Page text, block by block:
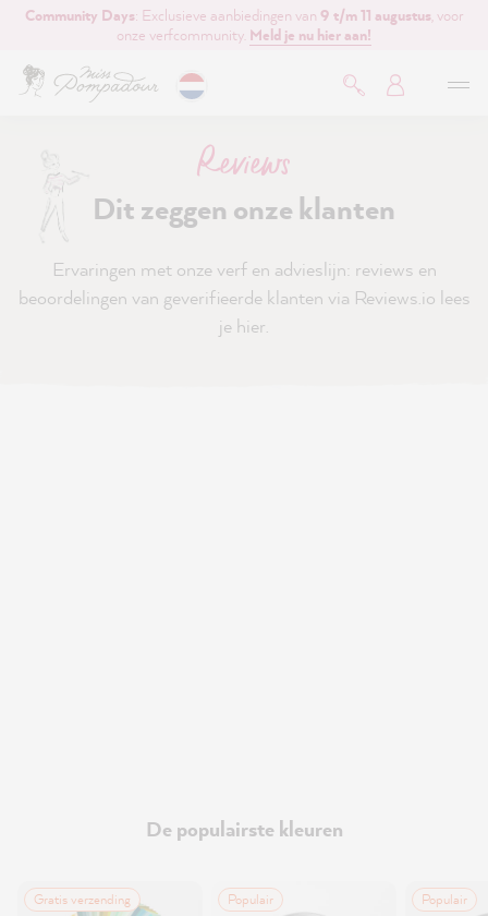
hoofdinhoud
Community Days: Exclusieve aanbiedingen van 9 t/m 11 augustus , voor
onze verfcommunity. Meld je nu hier aan!
Reviews
Dit zeggen onze klanten
Ervaringen met onze verf en advieslijn: reviews en
beoordelingen van geverifieerde klanten via Reviews.io lees
je hier.
De populairste kleuren
Gratis verzending Populair Populair